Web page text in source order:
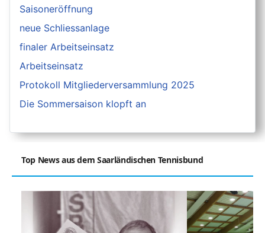
Saisoneröffnung
neue Schliessanlage
finaler Arbeitseinsatz
Arbeitseinsatz
Protokoll Mitgliederversammlung 2025
Die Sommersaison klopft an